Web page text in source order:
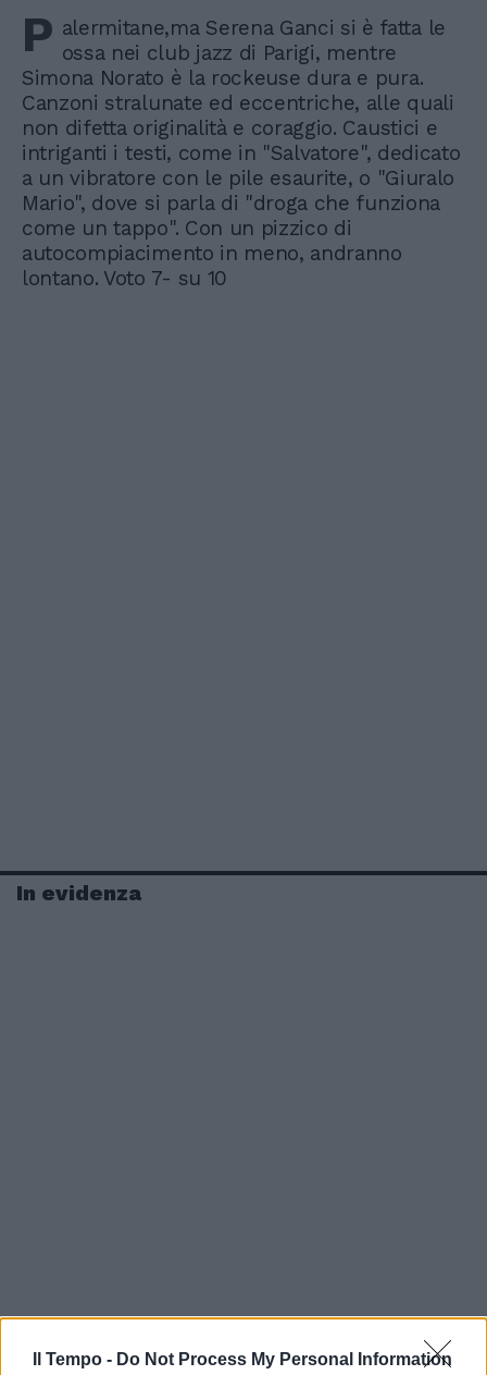
Il Tempo - Do Not Process My Personal Information
P alermitane,ma Serena Ganci si è fatta le
ossa nei club jazz di Parigi, mentre
Simona Norato è la rockeuse dura e pura.
Canzoni stralunate ed eccentriche, alle quali
non difetta originalità e coraggio. Caustici e
intriganti i testi, come in "Salvatore", dedicato
a un vibratore con le pile esaurite, o "Giuralo
Mario", dove si parla di "droga che funziona
come un tappo". Con un pizzico di
autocompiacimento in meno, andranno
lontano. Voto 7- su 10
In evidenza